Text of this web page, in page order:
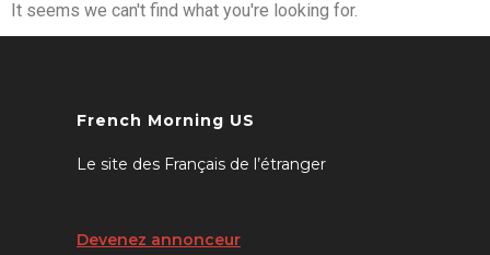
It seems we can't find what you're looking for.
French Morning US
Le site des Français de l’étranger
Devenez annonceur